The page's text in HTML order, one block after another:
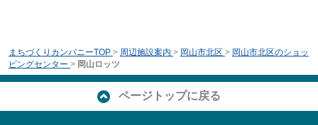
まちづくりカンパニーTOP > 周辺施設案内 > 岡山市北区 > 岡山市北区のショッ
ピングセンター > 岡山ロッツ
ページトップに戻る